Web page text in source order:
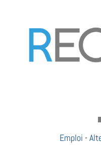
Emploi -